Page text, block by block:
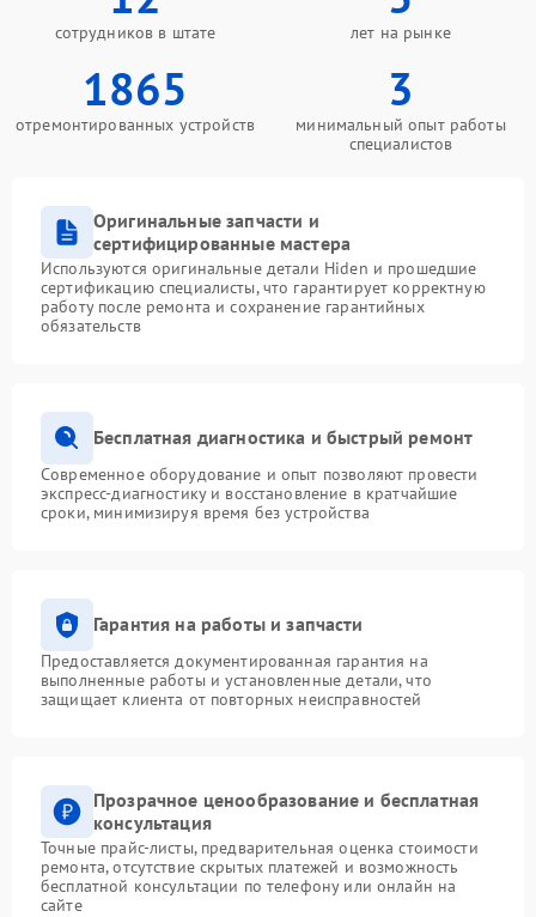
сотрудников в штате лет на рынке
1865
отремонтированных устройств
3
минимальный опыт работы
специалистов
Оригинальные запчасти и
сертифицированные мастера
Используются оригинальные детали Hiden и прошедшие
сертификацию специалисты, что гарантирует корректную
работу после ремонта и сохранение гарантийных
обязательств
Бесплатная диагностика и быстрый ремонт
Современное оборудование и опыт позволяют провести
экспресс-диагностику и восстановление в кратчайшие
сроки, минимизируя время без устройства
Гарантия на работы и запчасти
Предоставляется документированная гарантия на
выполненные работы и установленные детали, что
защищает клиента от повторных неисправностей
Прозрачное ценообразование и бесплатная
консультация
Точные прайс-листы, предварительная оценка стоимости
ремонта, отсутствие скрытых платежей и возможность
бесплатной консультации по телефону или онлайн на
сайте